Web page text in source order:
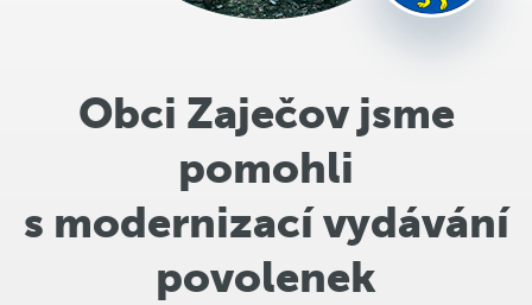
Obci Zaječov jsme
pomohli
s modernizací vydávání
povolenek